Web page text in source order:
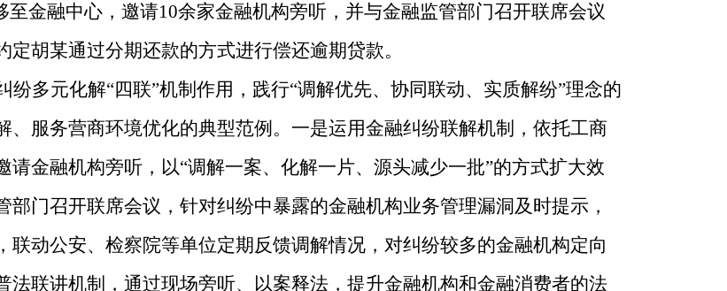
至金融中心，邀请10余家金融机构旁听，并与金融监管部门召开联席会议
胡某通过分期还款的方式进行偿还逾期贷款。
纷多元化解“四联”机制作用，践行“调解优先、协同联动、实质解纷”理念的
服务营商环境优化的典型范例。一是运用金融纠纷联解机制，依托工商
金融机构旁听，以“调解一案、化解一片、源头减少一批”的方式扩大效
门召开联席会议，针对纠纷中暴露的金融机构业务管理漏洞及时提示，
动公安、检察院等单位定期反馈调解情况，对纠纷较多的金融机构定向
联讲机制，通过现场旁听、以案释法，提升金融机构和金融消费者的法